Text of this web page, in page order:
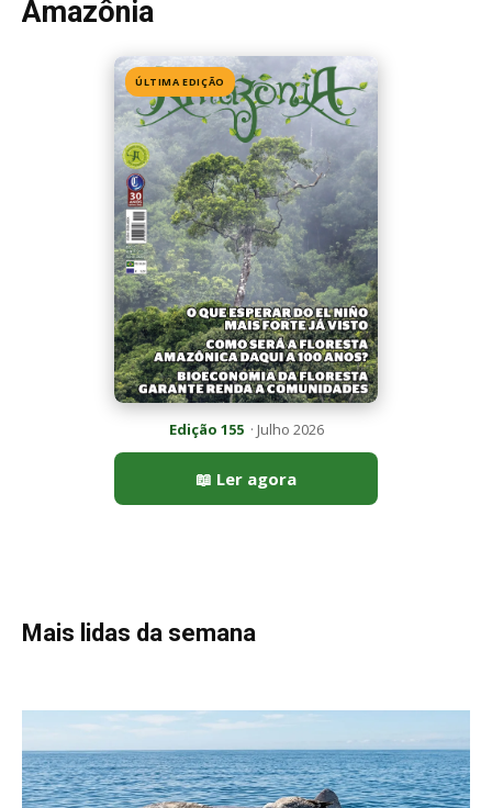
Edição 155· Julho 2026
📖 Ler agora
Mais lidas da semana
Peixe-lua emerge horizontalmente na superfície oceânica para
permitir que aves marinhas removam ectoparasitas